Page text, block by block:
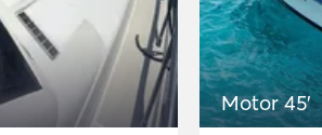
Motor 45'